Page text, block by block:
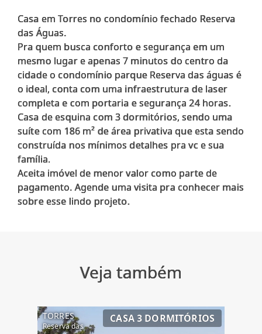
Casa em Torres no condomínio fechado Reserva
das Águas.
Pra quem busca conforto e segurança em um
mesmo lugar e apenas 7 minutos do centro da
cidade o condomínio parque Reserva das águas é
o ideal, conta com uma infraestrutura de laser
completa e com portaria e segurança 24 horas.
Casa de esquina com 3 dormitórios, sendo uma
suíte com 186 m² de área privativa que esta sendo
construída nos mínimos detalhes pra vc e sua
família.
Aceita imóvel de menor valor como parte de
pagamento. Agende uma visita pra conhecer mais
sobre esse lindo projeto.
Veja também
TORRES
Reserva das
CASA 3 DORMITÓRIOS